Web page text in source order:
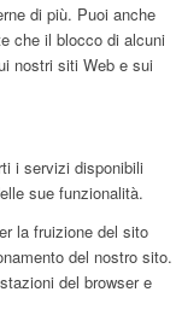
di più. Puoi anche
che il blocco di alcuni
nostri siti Web e sui
i servizi disponibili
sue funzionalità.
la fruizione del sito
del nostro sito.
del browser e